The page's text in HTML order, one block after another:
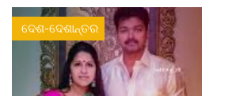
ଦେଶ-ଦେଶାନ୍ତର